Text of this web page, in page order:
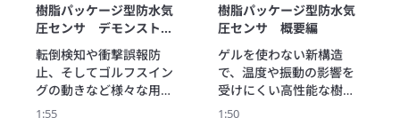
樹脂パッケージ型防水気
圧センサ デモンストレ
ーション編
転倒検知や衝撃誤報防
止、そしてゴルフスイン
グの動きなど様々な用途
で使用可能。村田の樹脂
1:55
樹脂パッケージ型防水気
圧センサ 概要編
ゲルを使わない新構造
で、温度や振動の影響を
受けにくい高性能な樹脂
パッケージ型防水気圧セ
1:50